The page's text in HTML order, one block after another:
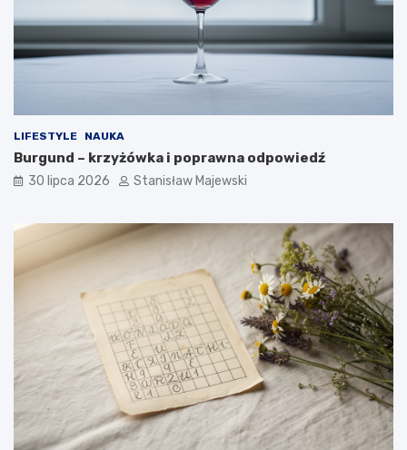
LIFESTYLE NAUKA
Burgund – krzyżówka i poprawna odpowiedź
30 lipca 2026 Stanisław Majewski